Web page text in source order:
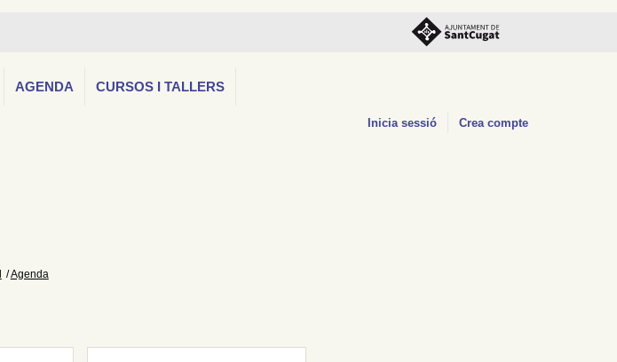
AGENDA CURSOS I TALLERS
Inicia sessió Crea compte
Agenda